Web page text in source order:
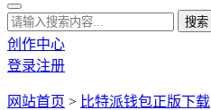
创作中心
登录注册
网站首页 > 比特派钱包正版下载